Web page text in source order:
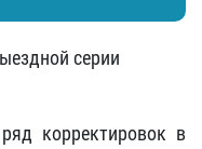
серии
корректировок в